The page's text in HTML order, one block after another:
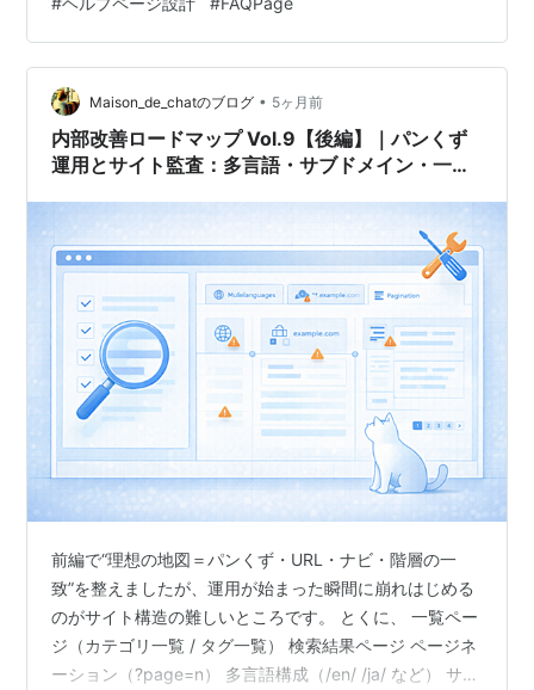
計しても、実際の運用が回らなければ、数ヶ月で棚は崩
れていきます。 特に、 質問がどこから集まるのか KBカ
ード化の判断基準 どこに配架し、どう更新するか FAQと
どう住み分け…
Maison_de_chatのブログ • 5ヶ月前
内部改善ロードマップ Vol.9【後編】｜パンくず
運用とサイト監査：多言語・サブドメイン・一
前編で“理想の地図＝パンくず・URL・ナビ・階層の一
致”を整えましたが、運用が始まった瞬間に崩れはじめる
のがサイト構造の難しいところです。 とくに、 一覧ペー
ジ（カテゴリ一覧 / タグ一覧） 検索結果ページ ページネ
ーション（?page=n） 多言語構成（/en/ /ja/ など） サブ